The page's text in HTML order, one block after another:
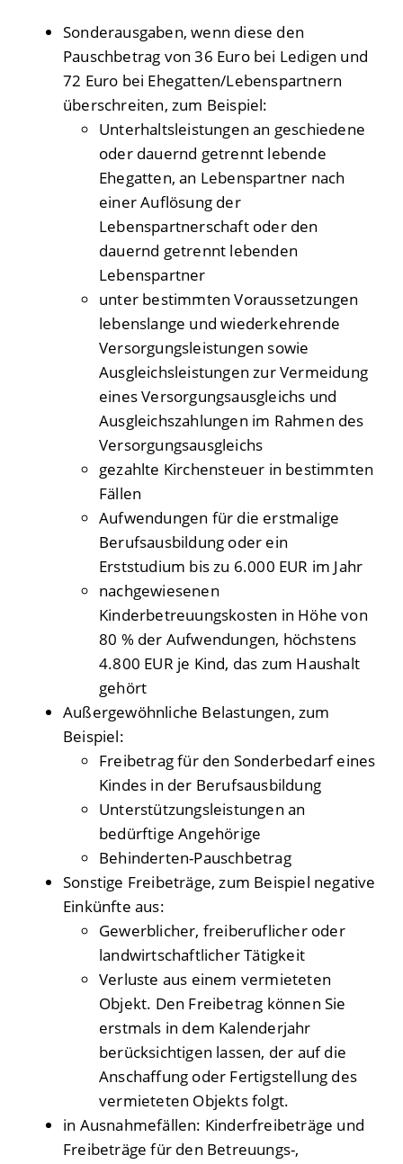
Sonderausgaben, wenn diese den
Pauschbetrag von 36 Euro bei Ledigen und
72 Euro bei Ehegatten/Lebenspartnern
überschreiten, zum Beispiel:
Unterhaltsleistungen an geschiedene
oder dauernd getrennt lebende
Ehegatten, an Lebenspartner nach
einer Auflösung der
Lebenspartnerschaft oder den
dauernd getrennt lebenden
Lebenspartner
unter bestimmten Voraussetzungen
lebenslange und wiederkehrende
Versorgungsleistungen sowie
Ausgleichsleistungen zur Vermeidung
eines Versorgungsausgleichs und
Ausgleichszahlungen im Rahmen des
Versorgungsausgleichs
gezahlte Kirchensteuer in bestimmten
Fällen
Aufwendungen für die erstmalige
Berufsausbildung oder ein
Erststudium bis zu 6.000 EUR im Jahr
nachgewiesenen
Kinderbetreuungskosten in Höhe von
80 % der Aufwendungen, höchstens
4.800 EUR je Kind, das zum Haushalt
gehört
Außergewöhnliche Belastungen, zum
Beispiel:
Freibetrag für den Sonderbedarf eines
Kindes in der Berufsausbildung
Unterstützungsleistungen an
bedürftige Angehörige
Behinderten-Pauschbetrag
Sonstige Freibeträge, zum Beispiel negative
Einkünfte aus:
Gewerblicher, freiberuflicher oder
landwirtschaftlicher Tätigkeit
Verluste aus einem vermieteten
Objekt. Den Freibetrag können Sie
erstmals in dem Kalenderjahr
berücksichtigen lassen, der auf die
Anschaffung oder Fertigstellung des
vermieteten Objekts folgt.
in Ausnahmefällen: Kinderfreibeträge und
Freibeträge für den Betreuungs-,